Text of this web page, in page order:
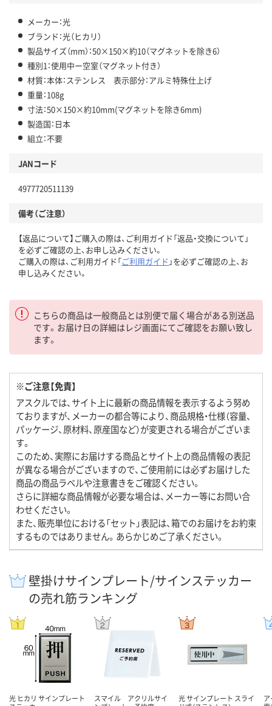
メーカー：光
ブランド：光（ヒカリ）
製品サイズ（mm）：50×150×約10（マグネットを除き6）
種別1：使用中ー空室（マグネット付き）
材質：本体：ステンレス 表示部分：アルミ特殊仕上げ
重量：108g
寸法：50×150×約10mm(マグネットを除き6mm)
製造国：日本
組立：不要
JANコード
4977720511139
備考（ご注意）
【返品について】ご購入の際は、ご利用ガイド「返品・交換について」
を必ずご確認の上、お申し込みください。
ご購入の際は、ご利用ガイド「ご利用ガイド 」を必ずご確認の上、お
申し込みください。
こちらの商品は一般商品とは別便で届く場合がある別送品
です。お届け日の詳細はレジ画面にてご確認をお願い致し
ます。
※ご注意【免責】
アスクルでは、サイト上に最新の商品情報を表示するよう努め
ておりますが、メーカーの都合等により、商品規格・仕様（容量、
パッケージ、原材料、原産国など）が変更される場合がございま
す。
このため、実際にお届けする商品とサイト上の商品情報の表記
が異なる場合がございますので、ご使用前には必ずお届けした
商品の商品ラベルや注意書きをご確認ください。
さらに詳細な商品情報が必要な場合は、メーカー等にお問い合
わせください。
また、販売単位における「セット」表記は、箱でのお届けをお約束
するものではありません。あらかじめご了承ください。
壁掛けサインプレート/サインステッカー
の売れ筋ランキング
光 ヒカリ サインプレート
スマイル アクリルサイ
光 サインプレート スライ
ア